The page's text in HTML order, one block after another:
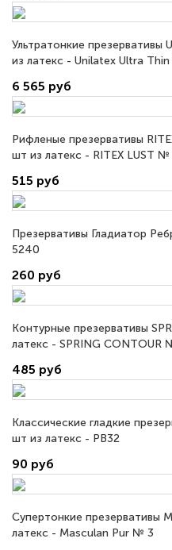
Ультратонкие
из латекс - Unilatex Ultra
6 565 руб
Рифленые презервативы
шт из латекс - RITEX LUST №
515 руб
Презервативы Гладиатор
5240
260 руб
Контурные презервативы
латекс - SPRING CONTOUR
485 руб
Классические гладкие
шт из латекс - PB32
90 руб
Супертонкие презервативы
латекс - Masculan Pur № 3